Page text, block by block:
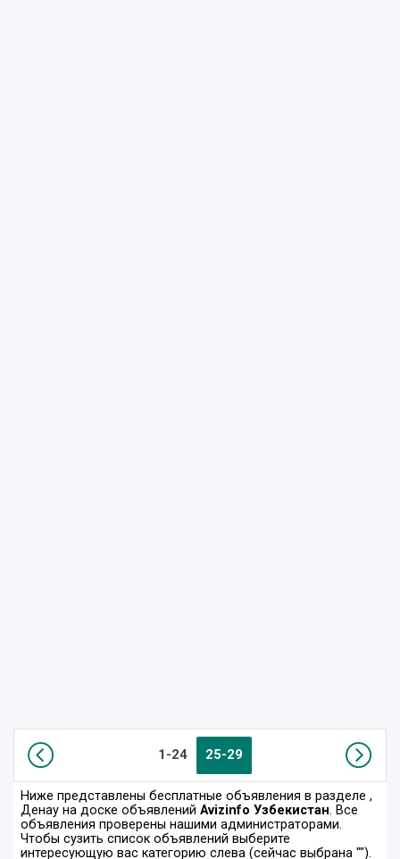
1-24 25-29
Ниже представлены бесплатные объявления в разделе ,
Денау на доске объявлений Avizinfo Узбекистан. Все
объявления проверены нашими администраторами.
Чтобы сузить список объявлений выберите
интересующую вас категорию слева (сейчас выбрана "").